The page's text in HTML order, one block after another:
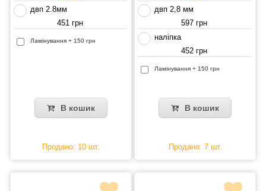
двп 2.8мм
451 грн
Ламінування + 150 грн
В кошик
Продано: 10 шт.
двп 2,8 мм
597 грн
наліпка
452 грн
Ламінування + 150 грн
В кошик
Продано: 7 шт.